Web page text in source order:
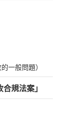
一般問題）
規法案」